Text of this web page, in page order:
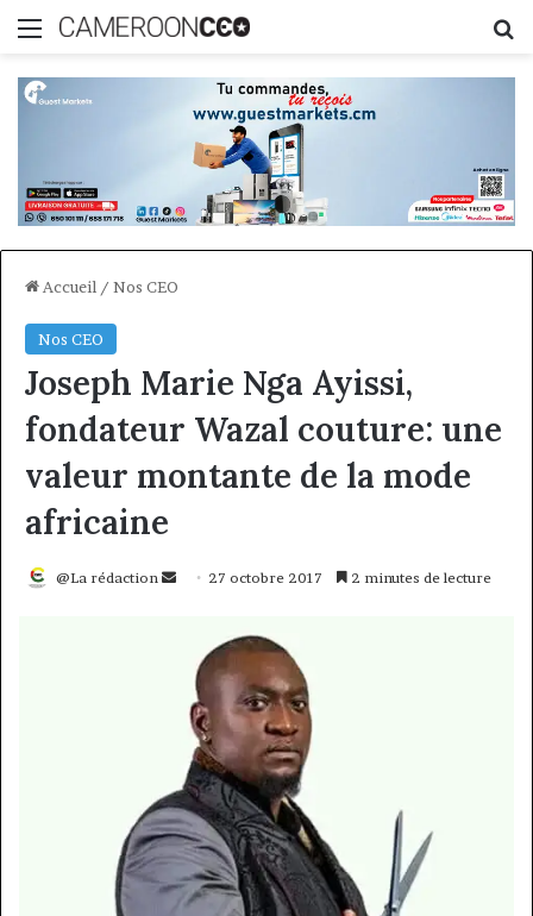
Menu
Accueil / Nos CEO
Nos CEO
Joseph Marie Nga Ayissi,
fondateur Wazal couture: une
valeur montante de la mode
africaine
@La rédaction
Envoyer27 octobre 2017 2 minutes de lecture